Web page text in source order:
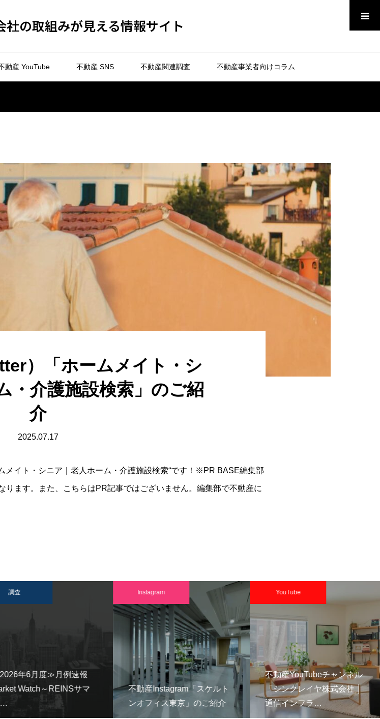
の取組みが見える情報サイト
動産 YouTube 不動産 SNS 不動産関連調査 不動産事業者向けコラム
）「ホームメイト・シ
・介護施設検索」のご紹
介
2025.07.17
メイト・シニア｜老人ホーム・介護施設検索“です！※PR BASE編集部
ります。また、こちらはPR記事ではございません。編集部で不動産に
調査
年6月度≫月例速報
Watch～REINSサマ
Instagram
不動産Instagram「スケルト
ンオフィス東京」のご紹介
YouTube
不動産YouTubeチャンネル
「シンクレイヤ株式会社 │
通信インフラ…